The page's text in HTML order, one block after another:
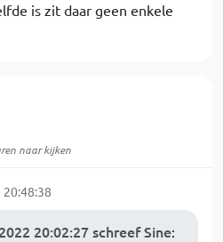
is zit daar geen enkele
naar kijken
20:02:27 schreef Sine: